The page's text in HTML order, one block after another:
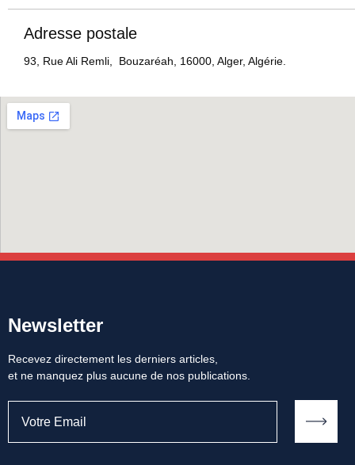
Adresse postale
93, Rue Ali Remli, Bouzaréah, 16000, Alger, Algérie.
Newsletter
Recevez directement les derniers articles,
et ne manquez plus aucune de nos publications.